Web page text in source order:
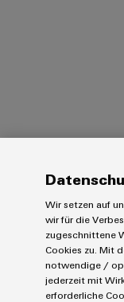
Wir setzen auf
wir für die
zugeschnittene
Cookies zu. Mit
notwendige /
jederzeit mit
erforderliche